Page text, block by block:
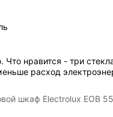
Что нравится - три
расход
шкаф Electrolux EOB